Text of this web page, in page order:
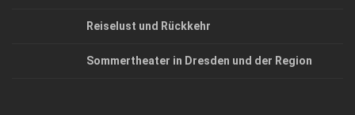
Reiselust und Rückkehr
Sommertheater in Dresden und der Region